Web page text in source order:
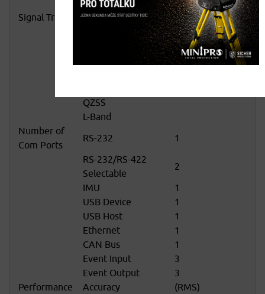
Consumption (w)
Signal TrackingGPS
L1, L2, L2C, L5
L1, L2, L2C
B1, B2, B3
Galileo
E1, E5a, E5b, E6,
QZSS
L-Band
Number of
Com Ports
RS-232
1
RS-232/RS-422
Selectable
2
IMU
1
USB Device
1
USB Host
1
Ethernet
1
CAN Bus
1
Event Input
3
Event Output
3
Performance
Accuracy
(RMS)